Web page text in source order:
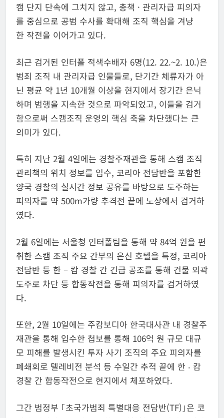
캠 단지 단속에 그치지 않고, 총책 · 관리자급 피의자
를 중심으로 공범 수사를 확대해 조직 핵심을 겨냥
한 작전을 이어가고 있다.
최근 검거된 인터폴 적색수배자 6명(12. 22.~2. 10.)은
범죄 조직 내 관리자급 인물들로, 단기간 체류자가 아
닌 평균 약 1년 10개월 이상을 현지에서 장기간 은닉
하며 범행을 지속한 것으로 파악되었고, 이들을 검거
함으로써 스캠조직 운영의 핵심 축을 차단했다는 큰
의미가 있다.
특히 지난 2월 4일에는 경찰주재관을 통해 스캠 조직
관리책의 위치 정보를 입수, 코리아 전담반을 포함한
양국 경찰의 실시간 정보 공유를 바탕으로 도주하는
피의자를 약 500m가량 추격전 끝에 노상에서 검거하
였다.
2월 6일에는 서울청 인터폴팀을 통해 약 84억 원을 편
취한 스캠 조직 주요 간부의 은신 호텔을 특정, 코리아
전담반 등 한 – 캄 경찰 간 긴급 공조를 통해 건물 외곽
도주로 차단 등 합동작전을 통해 피의자를 검거하였
다.
또한, 2월 10일에는 주캄보디아 한국대사관 내 경찰주
재관을 통해 입수한 첩보를 통해 106억 원 규모 대규
모 피해를 발생시킨 투자 사기 조직의 주요 피의자를
폐쇄회로 텔레비전 분석 등 수일간 추적 끝에 한 ‧ 캄
경찰 간 합동작전으로 현지에서 체포하였다.
그간 범정부 ｢초국가범죄 특별대응 전담반(TF)｣은 코